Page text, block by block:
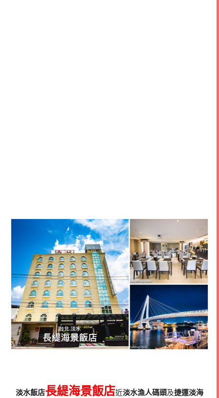
淡水飯店長緹海景飯店近淡水漁人碼頭及捷運淡海